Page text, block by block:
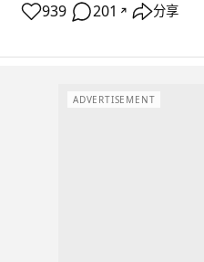
939 201 ↗ 分享
ADVERTISEMENT